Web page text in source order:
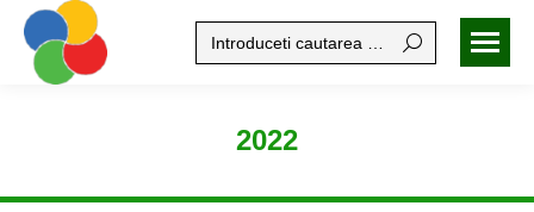
Search:
2022